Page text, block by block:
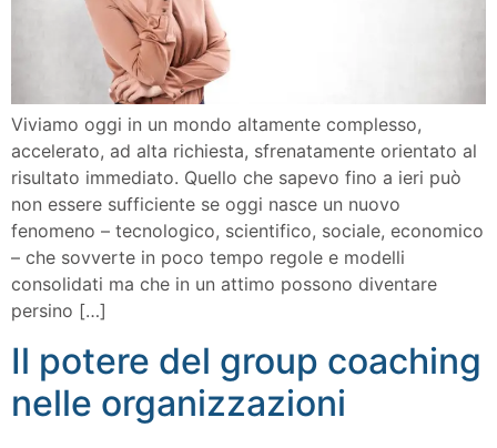
Viviamo oggi in un mondo altamente complesso,
accelerato, ad alta richiesta, sfrenatamente orientato al
risultato immediato. Quello che sapevo fino a ieri può
non essere sufficiente se oggi nasce un nuovo
fenomeno – tecnologico, scientifico, sociale, economico
– che sovverte in poco tempo regole e modelli
consolidati ma che in un attimo possono diventare
persino […]
Il potere del group coaching
nelle organizzazioni